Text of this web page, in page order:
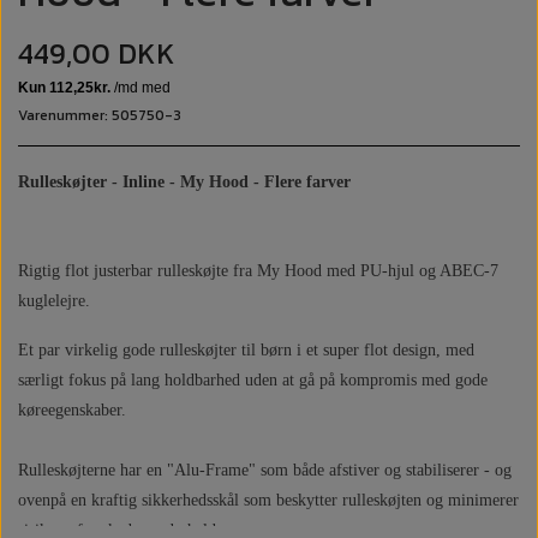
449,00 DKK
Varenummer: 505750-3
Rulleskøjter - Inline - My Hood - Flere farver
Rigtig flot justerbar rulleskøjte fra My Hood med PU-hjul og ABEC-7
kuglelejre.
Et par virkelig gode rulleskøjter til børn i et super flot design, med
særligt fokus på lang holdbarhed uden at gå på kompromis med gode
køreegenskaber.
Rulleskøjterne har en "Alu-Frame" som både afstiver og stabiliserer - og
ovenpå en kraftig sikkerhedsskål som beskytter rulleskøjten og minimerer
risikoen for skader ved uheld.